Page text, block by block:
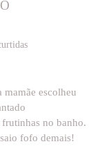
mamãe escolheu
no banho.
fofo demais!